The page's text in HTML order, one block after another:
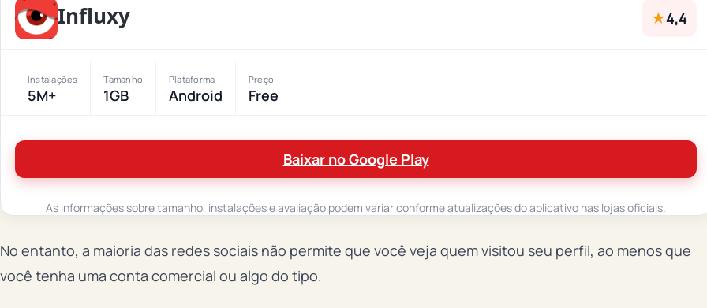
Influxy ★4,4
Instalações
5M+
Tamanho
1GB
Plataforma
Android
Preço
Free
Baixar no Google Play
As informações sobre tamanho, instalações e avaliação podem variar conforme atualizações do aplicativo nas lojas oficiais.
No entanto, a maioria das redes sociais não permite que você veja quem visitou seu perfil, ao menos que
você tenha uma conta comercial ou algo do tipo.